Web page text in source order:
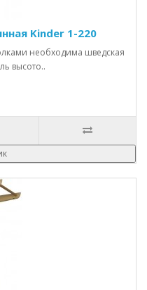
Kinder 1-220
необходима шведская
высото..